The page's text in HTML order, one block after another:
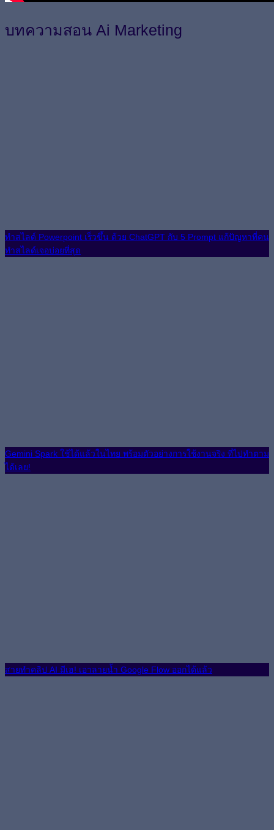
บทความสอน Ai Marketing
ทำสไลด์ Powerpoint เร็วขึ้น ด้วย ChatGPT กับ 5 Prompt แก้ปัญหาที่คน
ทำสไลด์เจอบ่อยที่สุด
Gemini Spark ใช้ได้แล้วในไทย พร้อมตัวอย่างการใช้งานจริง ที่ไปทำตาม
ได้เลย!
สายทำคลิป AI มีเฮ! เอาลายน้ำ Google Flow ออกได้แล้ว